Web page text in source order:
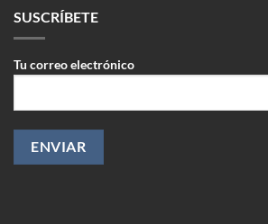
SUSCRÍBETE
Tu correo electrónico